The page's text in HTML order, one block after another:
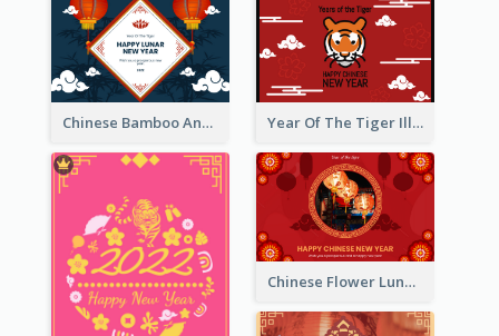
Chinese Bamboo And Lanterns New Year Greeting Card Year Of The Tiger Illustration Chinese New Year Greeting Card
Chinese Flower Lunar New Year Greeting Card